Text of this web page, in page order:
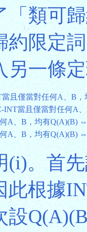
「類可
約限定
另一條
且僅當對任何A、B
INT當且僅當對任何A
A、B，均有Q(A)(B)
A、B，均有Q(A)(B)
(i)。首
此根據
設